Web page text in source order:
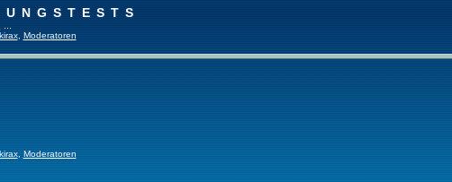
kirax, Moderatoren
kirax, Moderatoren